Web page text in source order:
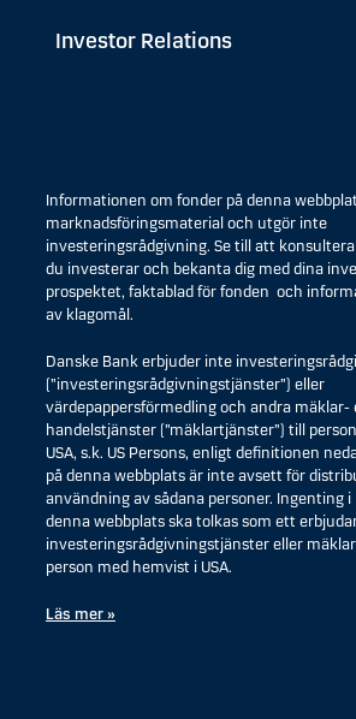
Investor Relations
Informationen om fonder på denna
marknadsföringsmaterial och utgör inte
investeringsrådgivning. Se till att
du investerar och bekanta dig med dina
prospektet, faktablad för fonden och
av klagomål.
Danske Bank erbjuder inte
(”investeringsrådgivningstjänster”) eller
värdepappersförmedling och andra mäklar-
handelstjänster (”mäklartjänster”) till
USA, s.k. US Persons, enligt definitionen
på denna webbplats är inte avsett för
användning av sådana personer. Ingenting
denna webbplats ska tolkas som ett
investeringsrådgivningstjänster eller
person med hemvist i USA.
Läs mer »